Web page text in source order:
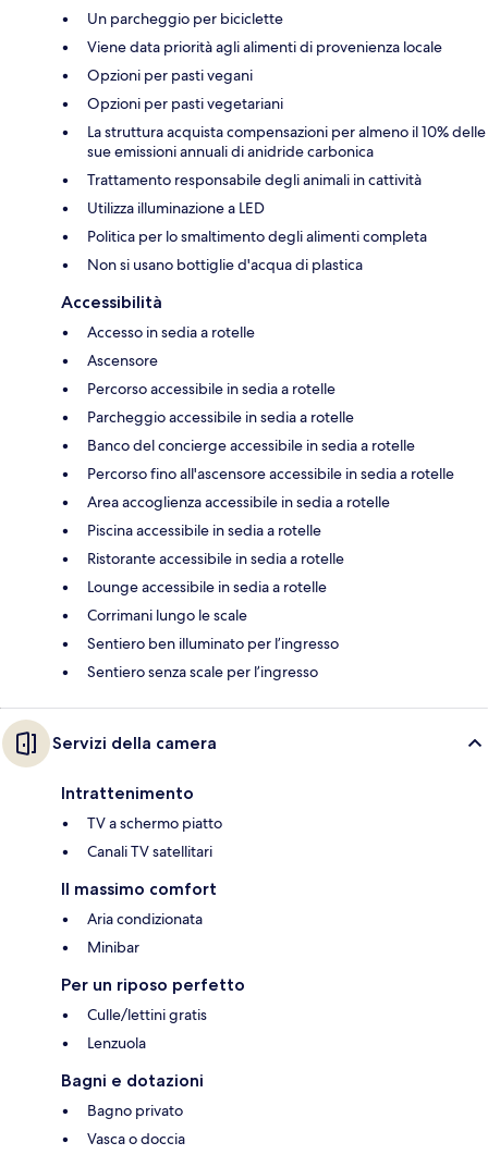
Un parcheggio per biciclette
Viene data priorità agli alimenti di provenienza locale
Opzioni per pasti vegani
Opzioni per pasti vegetariani
La struttura acquista compensazioni per almeno il 10% delle
sue emissioni annuali di anidride carbonica
Trattamento responsabile degli animali in cattività
Utilizza illuminazione a LED
Politica per lo smaltimento degli alimenti completa
Non si usano bottiglie d'acqua di plastica
Accessibilità
Accesso in sedia a rotelle
Ascensore
Percorso accessibile in sedia a rotelle
Parcheggio accessibile in sedia a rotelle
Banco del concierge accessibile in sedia a rotelle
Percorso fino all'ascensore accessibile in sedia a rotelle
Area accoglienza accessibile in sedia a rotelle
Piscina accessibile in sedia a rotelle
Ristorante accessibile in sedia a rotelle
Lounge accessibile in sedia a rotelle
Corrimani lungo le scale
Sentiero ben illuminato per l’ingresso
Sentiero senza scale per l’ingresso
Servizi della camera
Intrattenimento
TV a schermo piatto
Canali TV satellitari
Il massimo comfort
Aria condizionata
Minibar
Per un riposo perfetto
Culle/lettini gratis
Lenzuola
Bagni e dotazioni
Bagno privato
Vasca o doccia